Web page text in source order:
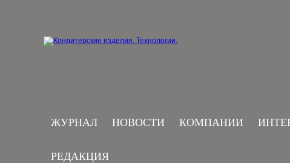
ЖУРНАЛ НОВОСТИ КОМПАНИИ
РЕДАКЦИЯ